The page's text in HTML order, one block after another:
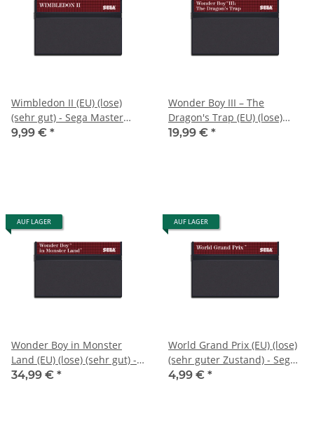
Wimbledon II (EU) (lose)
(sehr gut) - Sega Master
System
9,99 € *
Wonder Boy III – The
Dragon's Trap (EU) (lose)
(gebraucht) - Sega Master
19,99 € *
AUF LAGER
Wonder Boy in Monster
Land (EU) (lose) (sehr gut) -
Sega Master System
34,99 € *
AUF LAGER
World Grand Prix (EU) (lose)
(sehr guter Zustand) - Sega
Master System
4,99 € *